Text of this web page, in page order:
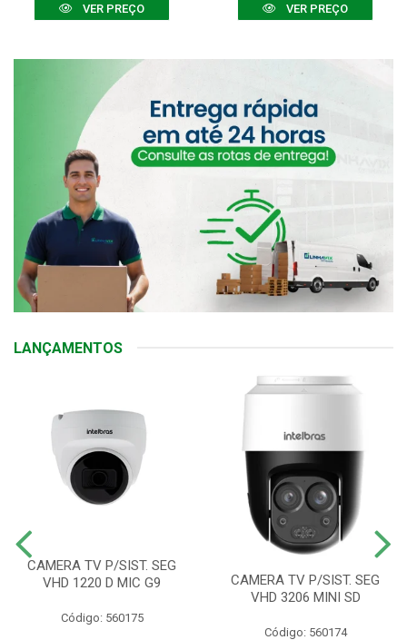
VER PREÇO VER PREÇO
LANÇAMENTOS
CAMERA TV P/SIST. SEG
VHD 1220 D MIC G9
Código: 560175
CAMERA TV P/SIST. SEG
VHD 3206 MINI SD
Código: 560174